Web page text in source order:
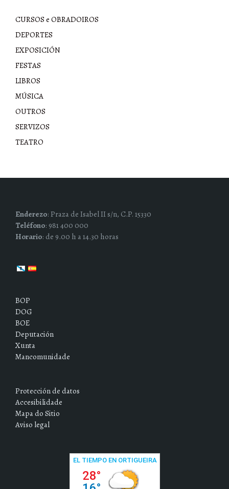
CURSOS e OBRADOIROS
DEPORTES
EXPOSICIÓN
FESTAS
LIBROS
MÚSICA
OUTROS
SERVIZOS
TEATRO
Enderezo: Praza de Isabel II s/n, C.P. 15330
Teléfono: 981 400 000
Horario: de 9.00 h a 14.30 horas
BOP
DOG
BOE
Deputación
Xunta
Mancomunidade
Protección de datos
Accesibilidade
Mapa do Sitio
Aviso legal